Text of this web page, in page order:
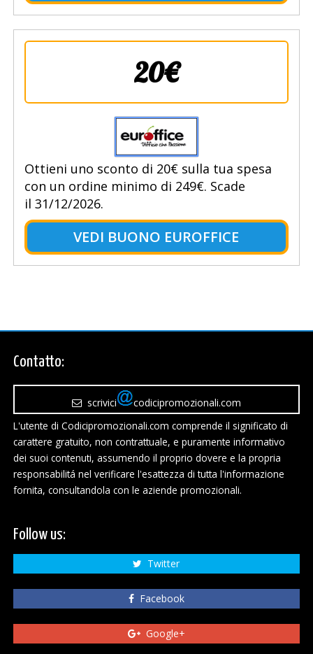
20€
Ottieni uno sconto di 20€ sulla tua spesa
con un ordine minimo di 249€. Scade
il 31/12/2026.
VEDI BUONO EUROFFICE
Contatto:
scrivici
codicipromozionali.com
L'utente di Codicipromozionali.com comprende il significato di
carattere gratuito, non contrattuale, e puramente informativo
dei suoi contenuti, assumendo il proprio dovere e la propria
responsabilitá nel verificare l'esattezza di tutta l'informazione
fornita, consultandola con le aziende promozionali.
Follow us:
Twitter
Facebook
Google+